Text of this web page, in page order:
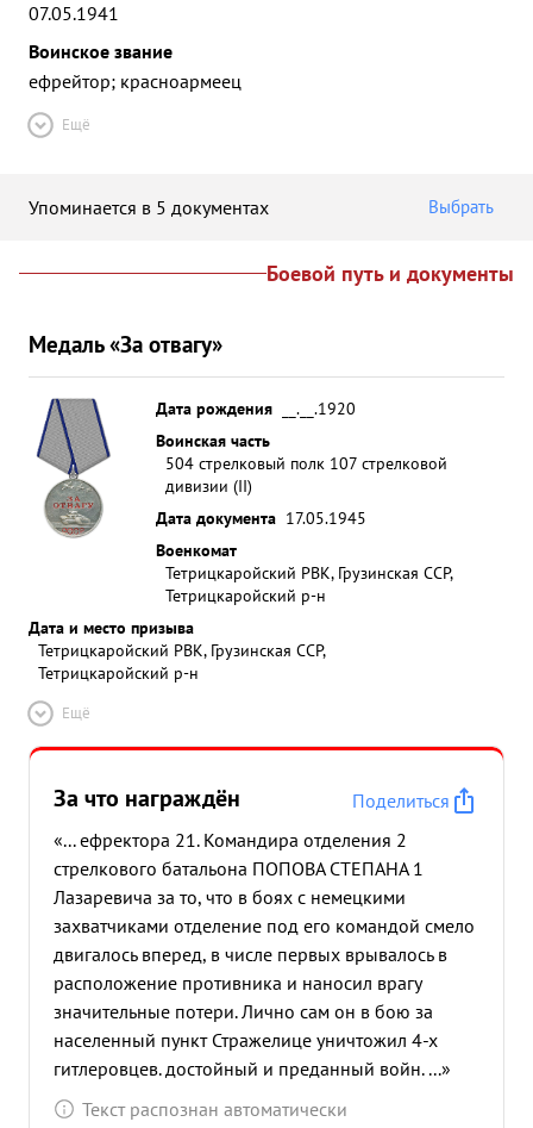
07.05.1941
Воинское звание
ефрейтор; красноармеец
Ещё
Упоминается в 5 документах Выбрать
Боевой путь и документы
Медаль «За отвагу»
Дата рождения
__.__.1920
Воинская часть
504 стрелковый полк 107 стрелковой
дивизии (II)
Дата документа 17.05.1945
Военкомат
Тетрицкаройский РВК, Грузинская ССР,
Тетрицкаройский р-н
Дата и место призыва
Тетрицкаройский РВК, Грузинская ССР,
Тетрицкаройский р-н
Ещё
За что награждён
Поделиться
«... ефректора 21. Командира отделения 2
стрелкового батальона ПОПОВА СТЕПАНА 1
Лазаревича за то, что в боях с немецкими
захватчиками отделение под его командой смело
двигалось вперед, в числе первых врывалось в
расположение противника и наносил врагу
значительные потери. Лично сам он в бою за
населенный пункт Стражелице уничтожил 4-х
гитлеровцев. достойный и преданный войн. ...»
Текст распознан автоматически